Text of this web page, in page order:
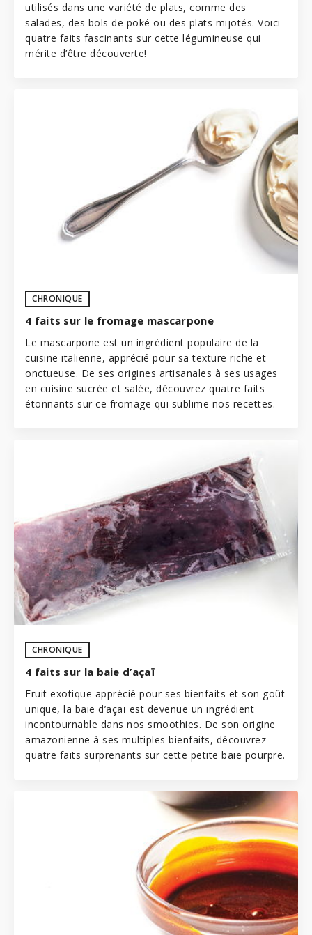
utilisés dans une variété de plats, comme des
salades, des bols de poké ou des plats mijotés. Voici
quatre faits fascinants sur cette légumineuse qui
mérite d’être découverte!
CHRONIQUE
4 faits sur le fromage mascarpone
Le mascarpone est un ingrédient populaire de la
cuisine italienne, apprécié pour sa texture riche et
onctueuse. De ses origines artisanales à ses usages
en cuisine sucrée et salée, découvrez quatre faits
étonnants sur ce fromage qui sublime nos recettes.
CHRONIQUE
4 faits sur la baie d’açaï
Fruit exotique apprécié pour ses bienfaits et son goût
unique, la baie d’açaï est devenue un ingrédient
incontournable dans nos smoothies. De son origine
amazonienne à ses multiples bienfaits, découvrez
quatre faits surprenants sur cette petite baie pourpre.